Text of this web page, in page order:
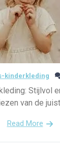
kinderkleding
Stijlvol
van de
Read More